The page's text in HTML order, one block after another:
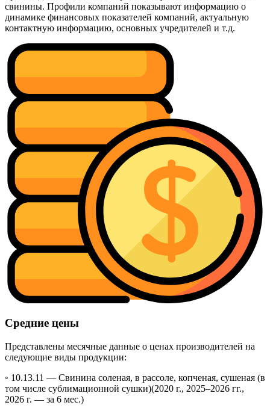
свинины. Профили компаний показывают информацию о
динамике финансовых показателей компаний, актуальную
контактную информацию, основных учредителей и т.д.
Средние цены
Представлены месячные данные о ценах производителей на
следующие виды продукции:
◦ 10.13.11 — Свинина соленая, в рассоле, копченая, сушеная (в
том числе сублимационной сушки)(2020 г., 2025–2026 гг.,
2026 г. — за 6 мес.)